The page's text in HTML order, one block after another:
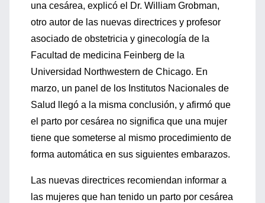
una cesárea, explicó el Dr. William Grobman,
otro autor de las nuevas directrices y profesor
asociado de obstetricia y ginecología de la
Facultad de medicina Feinberg de la
Universidad Northwestern de Chicago. En
marzo, un panel de los Institutos Nacionales de
Salud llegó a la misma conclusión, y afirmó que
el parto por cesárea no significa que una mujer
tiene que someterse al mismo procedimiento de
forma automática en sus siguientes embarazos.
Las nuevas directrices recomiendan informar a
las mujeres que han tenido un parto por cesárea